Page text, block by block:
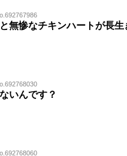
無惨なチキンハートが長生
いんです？